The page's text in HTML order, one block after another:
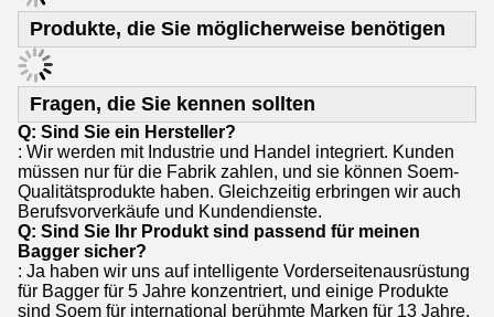
Produkte, die Sie möglicherweise benötigen
Fragen, die Sie kennen sollten
Q: Sind Sie ein Hersteller?
: Wir werden mit Industrie und Handel integriert. Kunden
müssen nur für die Fabrik zahlen, und sie können Soem-
Qualitätsprodukte haben. Gleichzeitig erbringen wir auch
Berufsvorverkäufe und Kundendienste.
Q: Sind Sie Ihr Produkt sind passend für meinen
Bagger sicher?
: Ja haben wir uns auf intelligente Vorderseitenausrüstung
für Bagger für 5 Jahre konzentriert, und einige Produkte
sind Soem für international berühmte Marken für 13 Jahre,